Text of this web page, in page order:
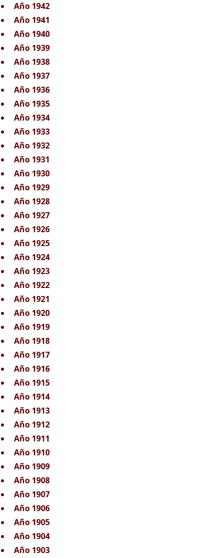
Año 1942
Año 1941
Año 1940
Año 1939
Año 1938
Año 1937
Año 1936
Año 1935
Año 1934
Año 1933
Año 1932
Año 1931
Año 1930
Año 1929
Año 1928
Año 1927
Año 1926
Año 1925
Año 1924
Año 1923
Año 1922
Año 1921
Año 1920
Año 1919
Año 1918
Año 1917
Año 1916
Año 1915
Año 1914
Año 1913
Año 1912
Año 1911
Año 1910
Año 1909
Año 1908
Año 1907
Año 1906
Año 1905
Año 1904
Año 1903